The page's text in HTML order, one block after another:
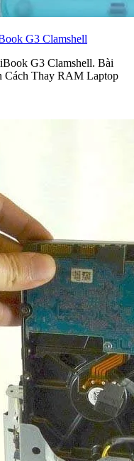
G3 Clamshell
G3 Clamshell. Bài
Cách Thay RAM Laptop